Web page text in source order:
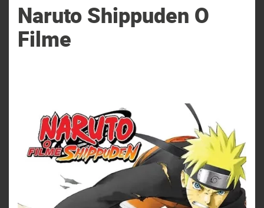
Naruto Shippuden O
Filme